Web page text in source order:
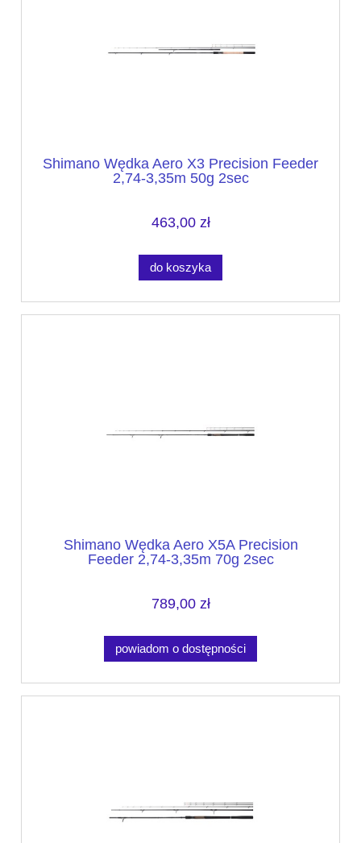
Shimano Wędka Aero X3 Precision Feeder
2,74-3,35m 50g 2sec
463,00 zł
do koszyka
Shimano Wędka Aero X5A Precision
Feeder 2,74-3,35m 70g 2sec
789,00 zł
powiadom o dostępności